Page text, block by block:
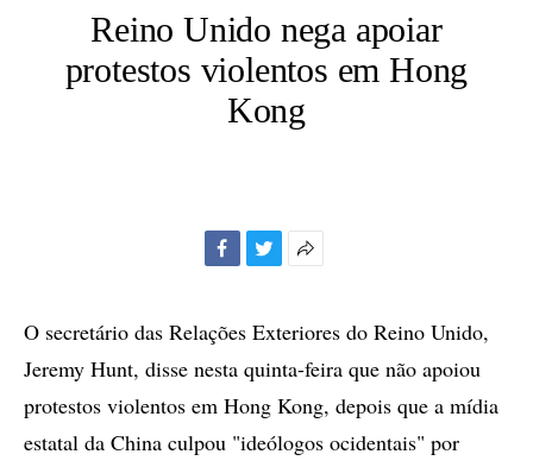
Reino Unido nega apoiar
protestos violentos em Hong
Kong
compartilhamento
O secretário das Relações Exteriores do Reino Unido,
Jeremy Hunt, disse nesta quinta-feira que não apoiou
protestos violentos em Hong Kong, depois que a mídia
estatal da China culpou "ideólogos ocidentais" por